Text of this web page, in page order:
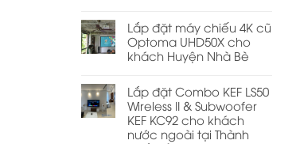
Lắp đặt máy chiếu 4K cũ
Optoma UHD50X cho
khách Huyện Nhà Bè
Lắp đặt Combo KEF LS50
Wireless II & Subwoofer
KEF KC92 cho khách
nước ngoài tại Thành